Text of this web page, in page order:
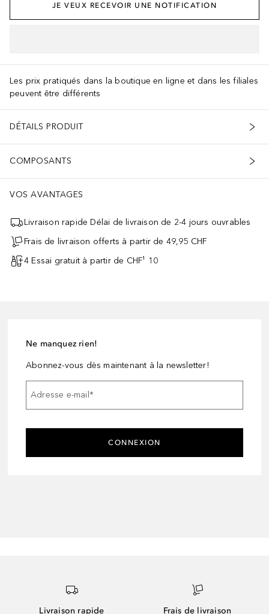
JE VEUX RECEVOIR UNE NOTIFICATION
Les prix pratiqués dans la boutique en ligne et dans les filiales
peuvent être différents
DÉTAILS PRODUIT
COMPOSANTS
VOS AVANTAGES
Livraison rapide Délai de livraison de 2-4 jours ouvrables
Frais de livraison offerts à partir de 49,95 CHF
4 Essai gratuit à partir de CHF¹ 10
Ne manquez rien!
Abonnez-vous dès maintenant à la newsletter!
Adresse e-mail*
CONNEXION
Livraison rapide Frais de livraison